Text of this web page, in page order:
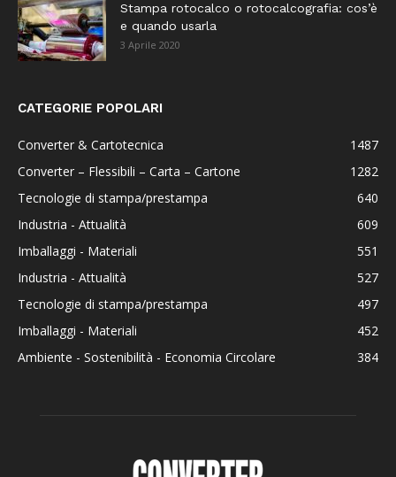
Stampa rotocalco o rotocalcografia: cos’è
e quando usarla
3 Aprile 2020
CATEGORIE POPOLARI
Converter & Cartotecnica
1487
Converter – Flessibili – Carta – Cartone
1282
Tecnologie di stampa/prestampa
640
Industria - Attualità
609
Imballaggi - Materiali
551
Industria - Attualità
527
Tecnologie di stampa/prestampa
497
Imballaggi - Materiali
452
Ambiente - Sostenibilità - Economia Circolare
384